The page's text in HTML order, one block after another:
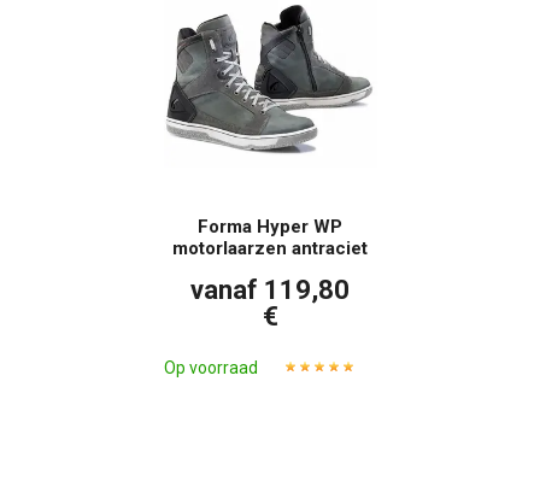
Forma Hyper WP
motorlaarzen antraciet
vanaf 119,80
€
Op voorraad